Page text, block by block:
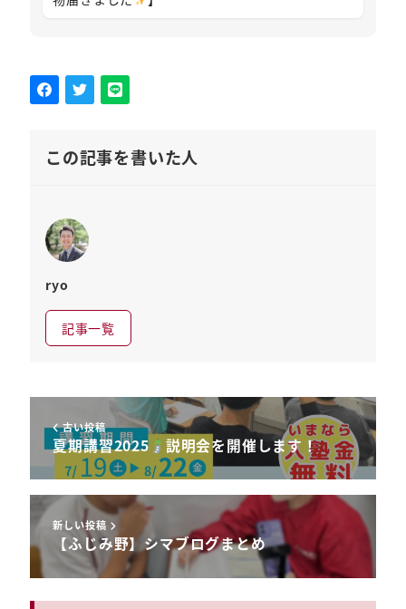
この記事を書いた人
ryo
記事一覧
古い投稿
夏期講習2025 説明会を開催します！
新しい投稿
【ふじみ野】シマブログまとめ